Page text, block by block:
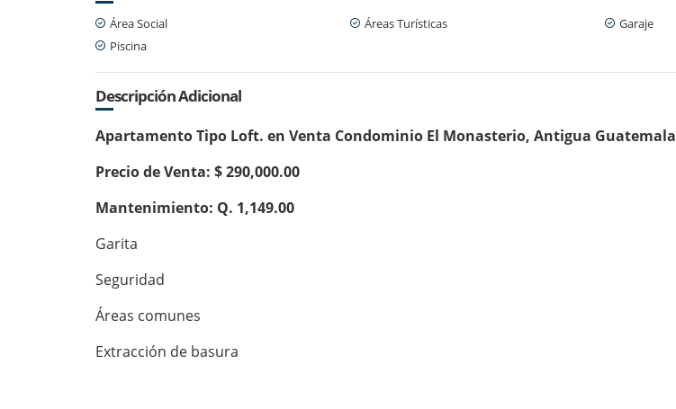
Área Social Áreas Turísticas Garaje
Piscina
Descripción Adicional
Apartamento Tipo Loft. en Venta Condominio El Monasterio, Antigua Guatemala
Precio de Venta: $ 290,000.00
Mantenimiento: Q. 1,149.00
Garita
Seguridad
Áreas comunes
Extracción de basura